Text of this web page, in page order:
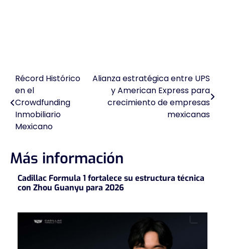
Navegación
de
entradas
Récord Histórico
en el
Crowdfunding
Inmobiliario
Mexicano
Alianza estratégica entre UPS
y American Express para
crecimiento de empresas
mexicanas
Más información
Cadillac Formula 1 fortalece su estructura técnica
con Zhou Guanyu para 2026